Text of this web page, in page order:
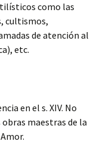
como las
cultismos,
de atención al
etc.
en el s. XIV. No
maestras de la